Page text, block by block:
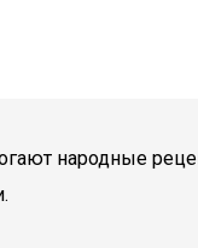
народные